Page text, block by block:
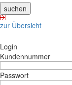
zur Übersicht
Login
Kundennummer
Passwort